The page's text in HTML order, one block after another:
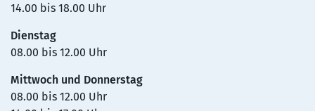
14.00 bis 18.00 Uhr
Dienstag
08.00 bis 12.00 Uhr
Mittwoch und Donnerstag
08.00 bis 12.00 Uhr